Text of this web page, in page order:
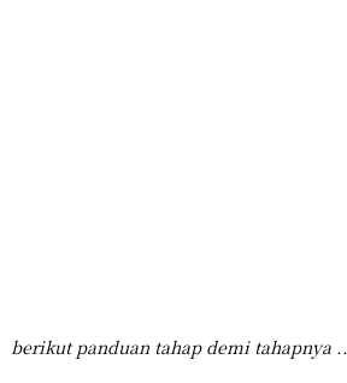
berikut panduan tahap demi tahapnya ..